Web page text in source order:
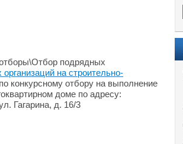
подрядных
на строительно-
конкурсному отбору на выполнение
доме по адресу:
Гагарина, д. 16/3